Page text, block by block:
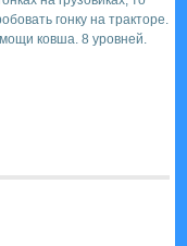
гонку на тракторе.
ковша. 8 уровней.